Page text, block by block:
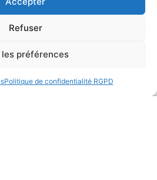
Refuser
les préférences
Politique de confidentialité RGPD
au 26 juin 2026